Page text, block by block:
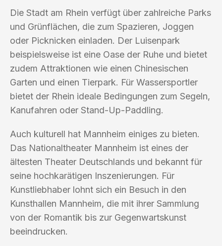
Die Stadt am Rhein verfügt über zahlreiche Parks
und Grünflächen, die zum Spazieren, Joggen
oder Picknicken einladen. Der Luisenpark
beispielsweise ist eine Oase der Ruhe und bietet
zudem Attraktionen wie einen Chinesischen
Garten und einen Tierpark. Für Wassersportler
bietet der Rhein ideale Bedingungen zum Segeln,
Kanufahren oder Stand-Up-Paddling.
Auch kulturell hat Mannheim einiges zu bieten.
Das Nationaltheater Mannheim ist eines der
ältesten Theater Deutschlands und bekannt für
seine hochkarätigen Inszenierungen. Für
Kunstliebhaber lohnt sich ein Besuch in den
Kunsthallen Mannheim, die mit ihrer Sammlung
von der Romantik bis zur Gegenwartskunst
beeindrucken.